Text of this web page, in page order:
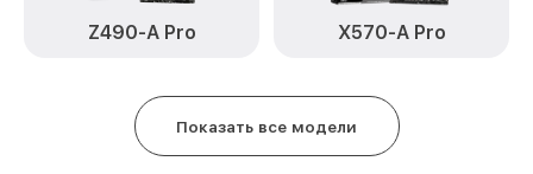
Z490-A Pro X570-A Pro
Показать все модели